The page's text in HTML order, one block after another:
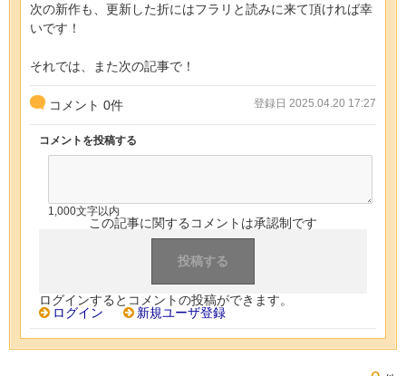
次の新作も、更新した折にはフラリと読みに来て頂ければ幸
いです！
それでは、また次の記事で！
コメント 0件 登録日 2025.04.20 17:27
コメントを投稿する
1,000文字以内
この記事に関するコメントは承認制です
ログインするとコメントの投稿ができます。
ログイン
新規ユーザ登録